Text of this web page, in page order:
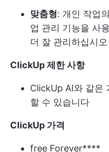
맞춤형: 개인 작업
업 관리 기능을 사
더 잘 관리하십시오
ClickUp 제한 사항
ClickUp AI와 같은
할 수 있습니다
ClickUp 가격
free Forever****